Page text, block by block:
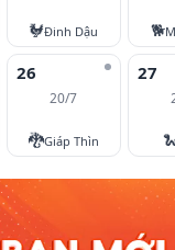
🐓Đinh Dậu 🐕
26
20/7
🐉Giáp Thìn
27